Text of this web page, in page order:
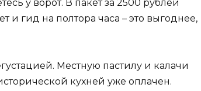
у ворот. В пакет за 2500 рублей
и гид на полтора часа – это выгоднее,
Местную пастилу и калачи
кухней уже оплачен.